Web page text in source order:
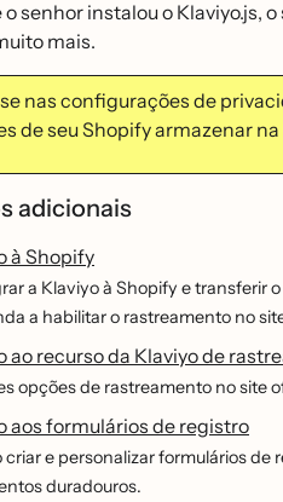
senhor instalou o Klaviyo.js,
mais.
nas configurações de
de seu Shopify armazenar
adicionais
à Shopify
a Klaviyo à Shopify e transferir
a habilitar o rastreamento no
ao recurso da Klaviyo de
opções de rastreamento no site
aos formulários de registro
criar e personalizar formulários
duradouros.